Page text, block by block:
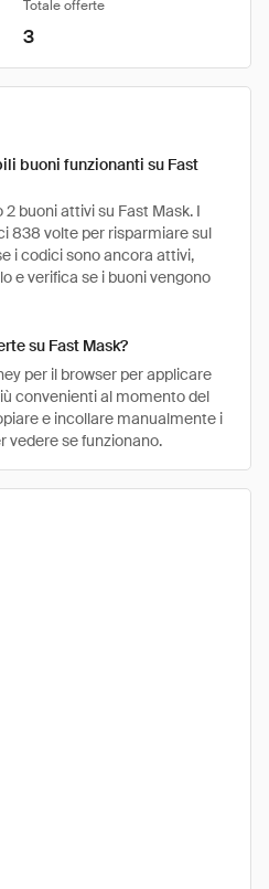
Totale offerte
3
buoni funzionanti su Fast
buoni attivi su Fast Mask. I
838 volte per risparmiare sul
i codici sono ancora attivi,
e verifica se i buoni vengono
su Fast Mask?
per il browser per applicare
convenienti al momento del
e incollare manualmente i
vedere se funzionano.